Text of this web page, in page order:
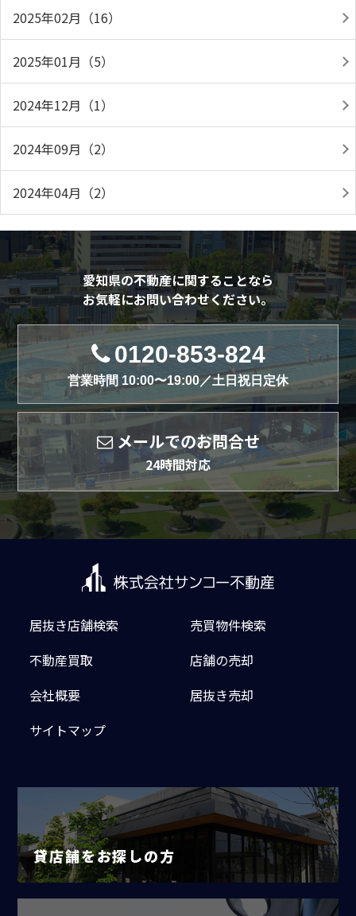
2025年02月（16）
2025年01月（5）
2024年12月（1）
2024年09月（2）
2024年04月（2）
愛知県の不動産に関することなら
お気軽にお問い合わせください。
0120-853-824
営業時間 10:00〜19:00／土日祝日定休
メールでのお問合せ
24時間対応
居抜き店舗検索
売買物件検索
不動産買取
店舗の売却
会社概要
居抜き売却
サイトマップ
貸店舗をお探しの方